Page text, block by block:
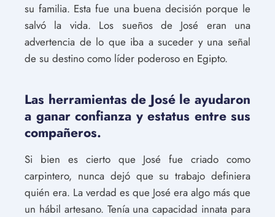
su familia. Esta fue una buena decisión porque le
salvó la vida. Los sueños de José eran una
advertencia de lo que iba a suceder y una señal
de su destino como líder poderoso en Egipto.
Las herramientas de José le ayudaron
a ganar confianza y estatus entre sus
compañeros.
Si bien es cierto que José fue criado como
carpintero, nunca dejó que su trabajo definiera
quién era. La verdad es que José era algo más que
un hábil artesano. Tenía una capacidad innata para